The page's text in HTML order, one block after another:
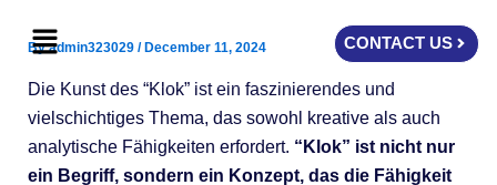
Menu CONTACT US
Byadmin323029 /December 11, 2024
Die Kunst des “Klok” ist ein faszinierendes und
vielschichtiges Thema, das sowohl kreative als auch
analytische Fähigkeiten erfordert. “Klok” ist nicht nur
ein Begriff, sondern ein Konzept, das die Fähigkeit